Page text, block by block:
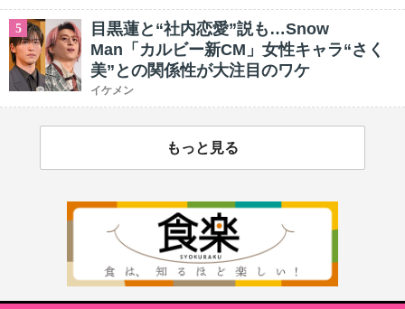
5
目黒蓮と“社内恋愛”説も…Snow
Man「カルビー新CM」女性キャラ“さく
美”との関係性が大注目のワケ
イケメン
もっと見る